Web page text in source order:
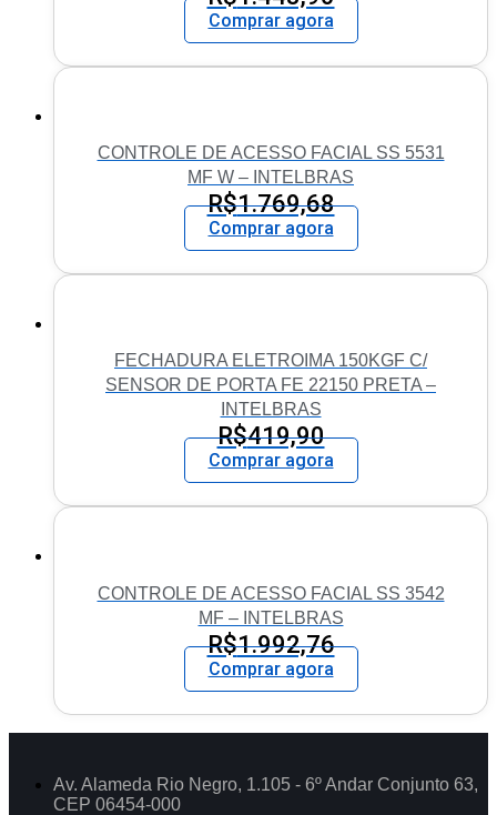
Comprar agora
CONTROLE DE ACESSO FACIAL SS 5531
MF W – INTELBRAS
R$1.769,68
Comprar agora
FECHADURA ELETROIMA 150KGF C/
SENSOR DE PORTA FE 22150 PRETA –
INTELBRAS
R$419,90
Comprar agora
CONTROLE DE ACESSO FACIAL SS 3542
MF – INTELBRAS
R$1.992,76
Comprar agora
Av. Alameda Rio Negro, 1.105 - 6º Andar Conjunto 63,
CEP 06454-000